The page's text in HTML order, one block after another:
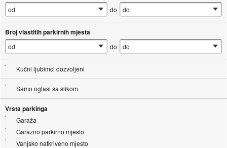
do
Broj vlastitih parkirnih mjesta
do
Kućni ljubimci dozvoljeni
Samo oglasi sa slikom
Vrsta parkinga
Garaža
Garažno parkirno mjesto
Vanjsko natkriveno mjesto